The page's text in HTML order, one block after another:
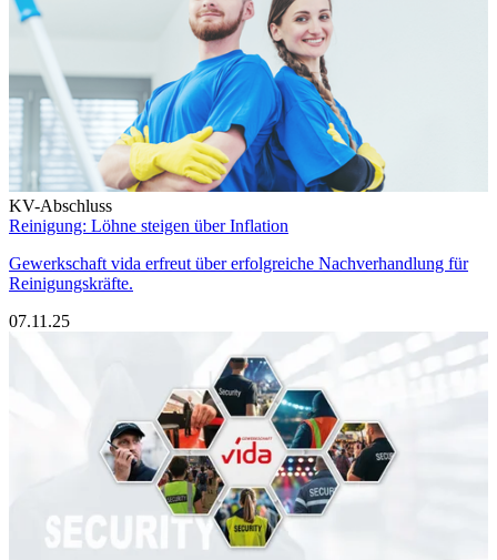
KV-Abschluss
Reinigung: Löhne steigen über Inflation
Gewerkschaft vida erfreut über erfolgreiche Nachverhandlung für
Reinigungskräfte.
07.11.25